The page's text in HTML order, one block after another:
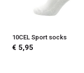
10CEL Sport socks
€ 5,95